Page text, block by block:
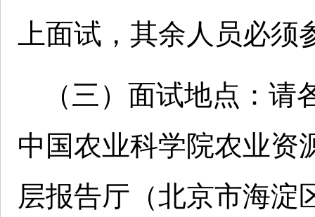
上面试，其余人员必须
（三）面试地点：
中国农业科学院农业资
层报告厅（北京市海淀